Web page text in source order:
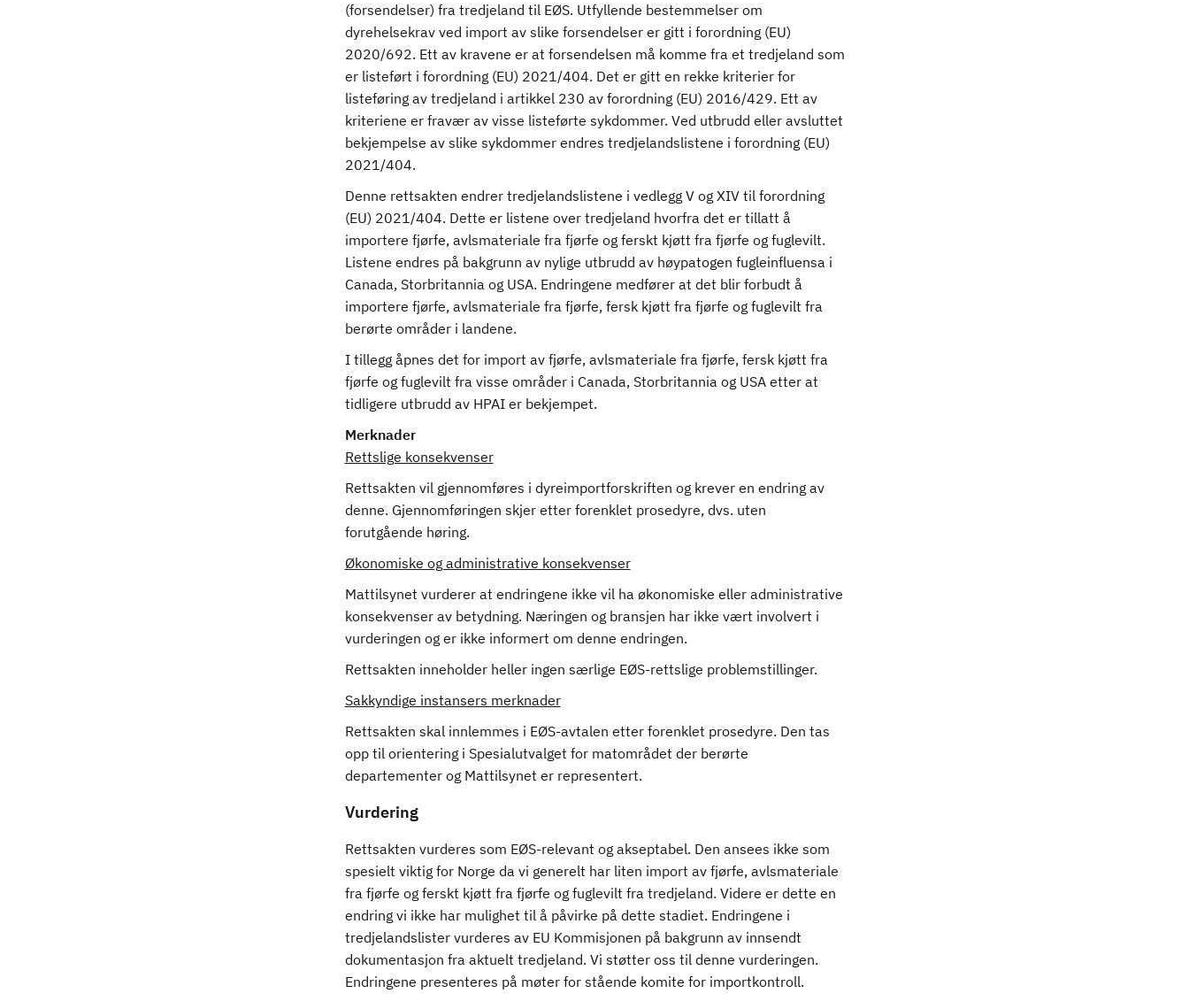
(forsendelser) fra tredjeland til EØS. Utfyllende bestemmelser om
dyrehelsekrav ved import av slike forsendelser er gitt i forordning (EU)
2020/692. Ett av kravene er at forsendelsen må komme fra et tredjeland som
er listeført i forordning (EU) 2021/404. Det er gitt en rekke kriterier for
listeføring av tredjeland i artikkel 230 av forordning (EU) 2016/429. Ett av
kriteriene er fravær av visse listeførte sykdommer. Ved utbrudd eller avsluttet
bekjempelse av slike sykdommer endres tredjelandslistene i forordning (EU)
2021/404.
Denne rettsakten endrer tredjelandslistene i vedlegg V og XIV til forordning
(EU) 2021/404. Dette er listene over tredjeland hvorfra det er tillatt å
importere fjørfe, avlsmateriale fra fjørfe og ferskt kjøtt fra fjørfe og fuglevilt.
Listene endres på bakgrunn av nylige utbrudd av høypatogen fugleinfluensa i
Canada, Storbritannia og USA. Endringene medfører at det blir forbudt å
importere fjørfe, avlsmateriale fra fjørfe, fersk kjøtt fra fjørfe og fuglevilt fra
berørte områder i landene.
I tillegg åpnes det for import av fjørfe, avlsmateriale fra fjørfe, fersk kjøtt fra
fjørfe og fuglevilt fra visse områder i Canada, Storbritannia og USA etter at
tidligere utbrudd av HPAI er bekjempet.
Merknader
Rettslige konsekvenser
Rettsakten vil gjennomføres i dyreimportforskriften og krever en endring av
denne. Gjennomføringen skjer etter forenklet prosedyre, dvs. uten
forutgående høring.
Økonomiske og administrative konsekvenser
Mattilsynet vurderer at endringene ikke vil ha økonomiske eller administrative
konsekvenser av betydning. Næringen og bransjen har ikke vært involvert i
vurderingen og er ikke informert om denne endringen.
Rettsakten inneholder heller ingen særlige EØS-rettslige problemstillinger.
Sakkyndige instansers merknader
Rettsakten skal innlemmes i EØS-avtalen etter forenklet prosedyre. Den tas
opp til orientering i Spesialutvalget for matområdet der berørte
departementer og Mattilsynet er representert.
Vurdering
Rettsakten vurderes som EØS-relevant og akseptabel. Den ansees ikke som
spesielt viktig for Norge da vi generelt har liten import av fjørfe, avlsmateriale
fra fjørfe og ferskt kjøtt fra fjørfe og fuglevilt fra tredjeland. Videre er dette en
endring vi ikke har mulighet til å påvirke på dette stadiet. Endringene i
tredjelandslister vurderes av EU Kommisjonen på bakgrunn av innsendt
dokumentasjon fra aktuelt tredjeland. Vi støtter oss til denne vurderingen.
Endringene presenteres på møter for stående komite for importkontroll.